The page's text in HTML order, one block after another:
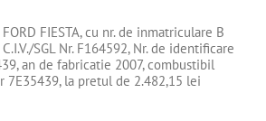
FIESTA, cu nr. de inmatriculare B
SGL Nr. F164592, Nr. de identificare
an de fabricatie 2007, combustibil
7E35439, la pretul de 2.482,15 lei